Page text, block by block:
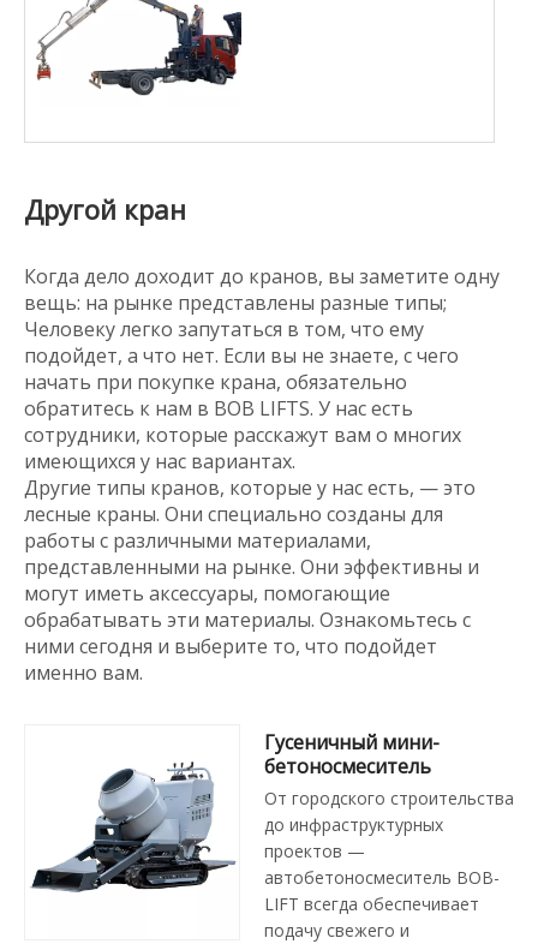
Другой кран
Когда дело доходит до кранов, вы заметите одну
вещь: на рынке представлены разные типы;
Человеку легко запутаться в том, что ему
подойдет, а что нет. Если вы не знаете, с чего
начать при покупке крана, обязательно
обратитесь к нам в BOB LIFTS. У нас есть
сотрудники, которые расскажут вам о многих
имеющихся у нас вариантах.
Другие типы кранов, которые у нас есть, — это
лесные краны. Они специально созданы для
работы с различными материалами,
представленными на рынке. Они эффективны и
могут иметь аксессуары, помогающие
обрабатывать эти материалы. Ознакомьтесь с
ними сегодня и выберите то, что подойдет
именно вам.
Гусеничный мини-
бетоносмеситель
От городского строительства
до инфраструктурных
проектов —
автобетоносмеситель BOB-
LIFT всегда обеспечивает
подачу свежего и